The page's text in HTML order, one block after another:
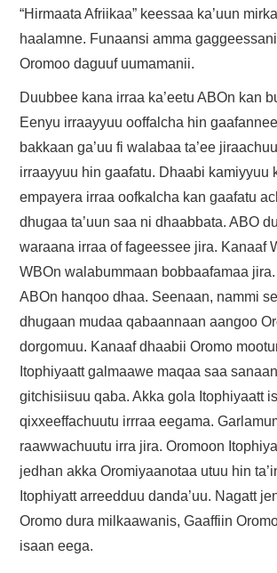
“Hirmaata Afriikaa” keessaa ka’uun
haalamne. Funaansi amma
Oromoo daguuf uumamanii.
Duubbee kana irraa ka’eetu ABOn kan
Eenyu irraayyuu ooffalcha hin
bakkaan ga’uu fi walabaa ta’ee
irraayyuu hin gaafatu. Dhaabi kamiyyuu
empayera irraa oofkalcha kan gaafatu
dhugaa ta’uun saa ni dhaabbata. ABO
waraana irraa of fageessee jira. Kanaaf
WBOn walabummaan bobbaafamaa
ABOn hanqoo dhaa. Seenaan, nammi
dhugaan mudaa qabaannaan aangoo
dorgomuu. Kanaaf dhaabii Oromo
Itophiyaatt galmaawe maqaa saa
gitchisiisuu qaba. Akka gola Itophiyaatt
qixxeeffachuutu irrraa eegama.
raawwachuutu irra jira. Oromoon
jedhan akka Oromiyaanotaa utuu hin
Itophiyatt arreedduu danda’uu. Nagatt
Oromo dura milkaawanis, Gaaffiin
isaan eega.